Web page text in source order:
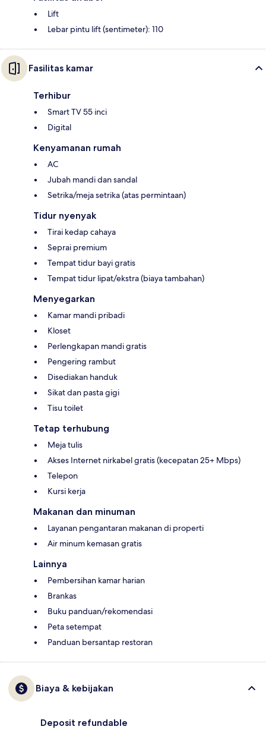
Lift
Lebar pintu lift (sentimeter): 110
Fasilitas kamar
Terhibur
Smart TV 55 inci
Digital
Kenyamanan rumah
AC
Jubah mandi dan sandal
Setrika/meja setrika (atas permintaan)
Tidur nyenyak
Tirai kedap cahaya
Seprai premium
Tempat tidur bayi gratis
Tempat tidur lipat/ekstra (biaya tambahan)
Menyegarkan
Kamar mandi pribadi
Kloset
Perlengkapan mandi gratis
Pengering rambut
Disediakan handuk
Sikat dan pasta gigi
Tisu toilet
Tetap terhubung
Meja tulis
Akses Internet nirkabel gratis (kecepatan 25+ Mbps)
Telepon
Kursi kerja
Makanan dan minuman
Layanan pengantaran makanan di properti
Air minum kemasan gratis
Lainnya
Pembersihan kamar harian
Brankas
Buku panduan/rekomendasi
Peta setempat
Panduan bersantap restoran
Biaya & kebijakan
Deposit refundable